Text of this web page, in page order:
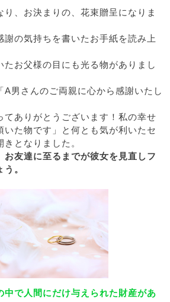
り、お決まりの、花束贈呈になりま
謝の気持ちを書いたお手紙を読み上
たお父様の目にも光る物がありまし
A男さんのご両親に心から感謝いたし
てありがとうございます！私の幸せ
いた物です」と何とも気が利いたセ
となりました。
お友達に至るまでが彼女を見直しフ
。
中で人間にだけ与えられた財産があ